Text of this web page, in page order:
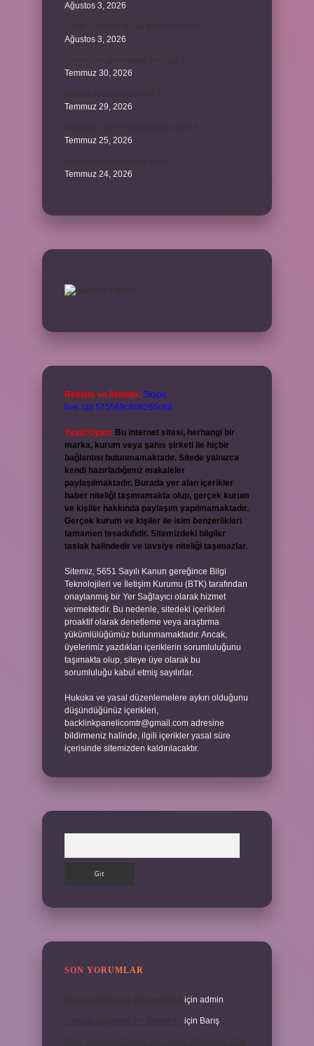
Ağustos 3, 2026
Ağustos 3, 2026
Temmuz 30, 2026
Temmuz 29, 2026
Temmuz 25, 2026
Temmuz 24, 2026
Reklam ve İletişim: Skype:
live:.cid.575569c608265c69
Yasal Uyarı: Bu internet sitesi, herhangi bir
marka, kurum veya şahıs şirketi ile hiçbir
bağlantısı bulunmamaktadır. Sitede yalnızca
kendi hazırladığımız makaleler
paylaşılmaktadır. Burada yer alan içerikler
haber niteliği taşımamakta olup, gerçek kurum
ve kişiler hakkında paylaşım yapılmamaktadır.
Gerçek kurum ve kişiler ile isim benzerlikleri
tamamen tesadüfidir. Sitemizdeki bilgiler
taslak halindedir ve tavsiye niteliği taşımazlar.
Sitemiz, 5651 Sayılı Kanun gereğince Bilgi
Teknolojileri ve İletişim Kurumu (BTK) tarafından
onaylanmış bir Yer Sağlayıcı olarak hizmet
vermektedir. Bu nedenle, sitedeki içerikleri
proaktif olarak denetleme veya araştırma
yükümlülüğümüz bulunmamaktadır. Ancak,
üyelerimiz yazdıkları içeriklerin sorumluluğunu
taşımakta olup, siteye üye olarak bu
sorumluluğu kabul etmiş sayılırlar.
Hukuka ve yasal düzenlemelere aykırı olduğunu
düşündüğünüz içerikleri,
backlinkpanelicomtr@gmail.com adresine
bildirmeniz halinde, ilgili içerikler yasal süre
içerisinde sitemizden kaldırılacaktır.
SON YORUMLAR
için admin
için Barış